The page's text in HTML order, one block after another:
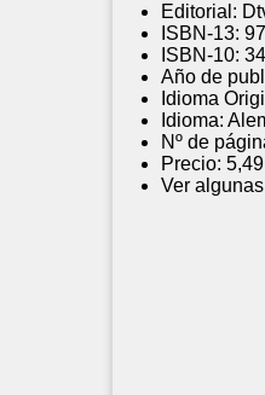
Editorial:
ISBN-13:
ISBN-10:
Año de
Idioma
Idioma:
Nº de
Precio:
Ver